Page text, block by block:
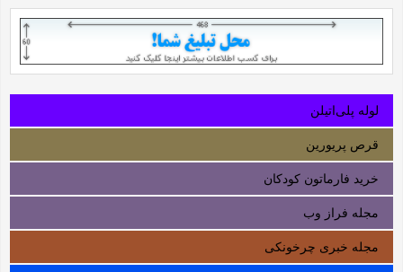
لوله‌ پلی‌اتیلن
قرص پریورین
خرید فارماتون کودکان
مجله فراز وب
مجله خبری چرخونکی